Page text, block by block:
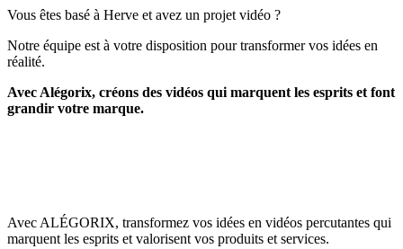
Vous êtes basé à Herve et avez un projet vidéo ?
Notre équipe est à votre disposition pour transformer vos idées en
réalité.
Avec Alégorix, créons des vidéos qui marquent les esprits et font
grandir votre marque.
Avec ALÉGORIX, transformez vos idées en vidéos percutantes qui
marquent les esprits et valorisent vos produits et services.